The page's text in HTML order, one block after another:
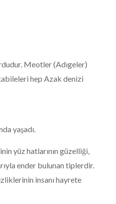
Meotler (Adıgeler)
hep Azak denizi
yaşadı.
yüz hatlarının güzelliği,
ender bulunan tiplerdir.
insanı hayrete